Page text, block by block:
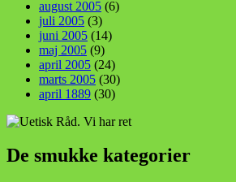
august 2005 (6)
juli 2005 (3)
juni 2005 (14)
maj 2005 (9)
april 2005 (24)
marts 2005 (30)
april 1889 (30)
De smukke kategorier